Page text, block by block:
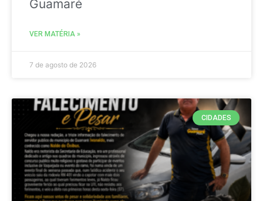
Guamaré
VER MATÉRIA »
7 de agosto de 2026
CIDADES